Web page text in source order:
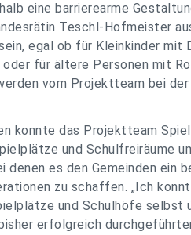
eine barrierearme
Teschl-Hofmeister
egal ob für Kleinkinder mit
für ältere Personen mit
vom Projektteam bei
konnte das Projektteam
und Schulfreiräume
denen es den Gemeinden ein
zu schaffen. „Ich
und Schulhöfe selbst
erfolgreich